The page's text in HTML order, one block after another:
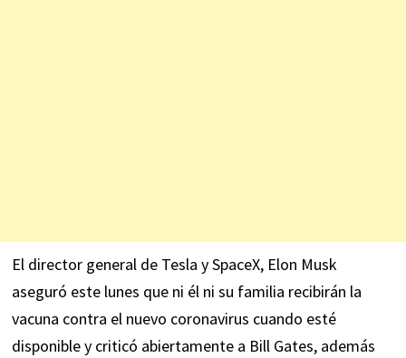
El director general de Tesla y SpaceX, Elon Musk
aseguró este lunes que ni él ni su familia recibirán la
vacuna contra el nuevo coronavirus cuando esté
disponible y criticó abiertamente a Bill Gates, además